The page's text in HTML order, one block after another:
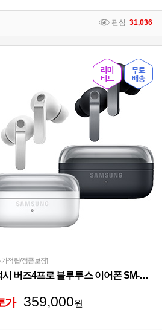
관심 31,036
적립/정품보장]
갤럭시 버즈4프로 블루투스 이어폰 SM-R640
가 359,000원